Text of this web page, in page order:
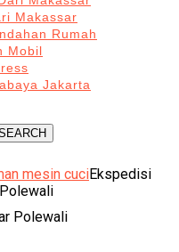
Makassar
Rumah
Mobil
Jakarta
mesin cuciEkspedisi